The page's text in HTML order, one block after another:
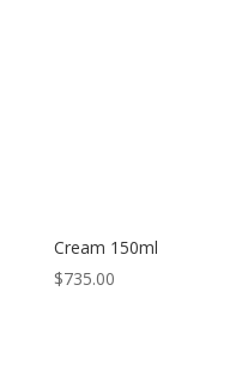
Cream 150ml
$735.00